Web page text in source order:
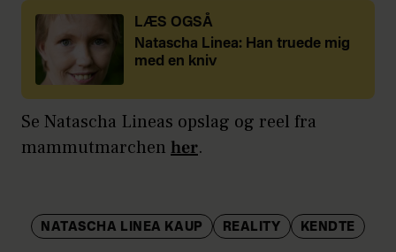
LÆS OGSÅ
Natascha Linea: Han truede mig
med en kniv
Se Natascha Lineas opslag og reel fra
mammutmarchen her.
NATASCHA LINEA KAUP REALITY KENDTE